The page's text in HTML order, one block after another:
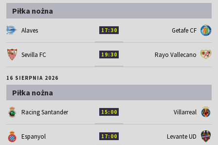
Piłka nożna
Alaves 17:30 Getafe CF
Sevilla FC 19:30 Rayo Vallecano
16 SIERPNIA 2026
Piłka nożna
Racing Santander 15:00 Villarreal
Espanyol 17:00 Levante UD